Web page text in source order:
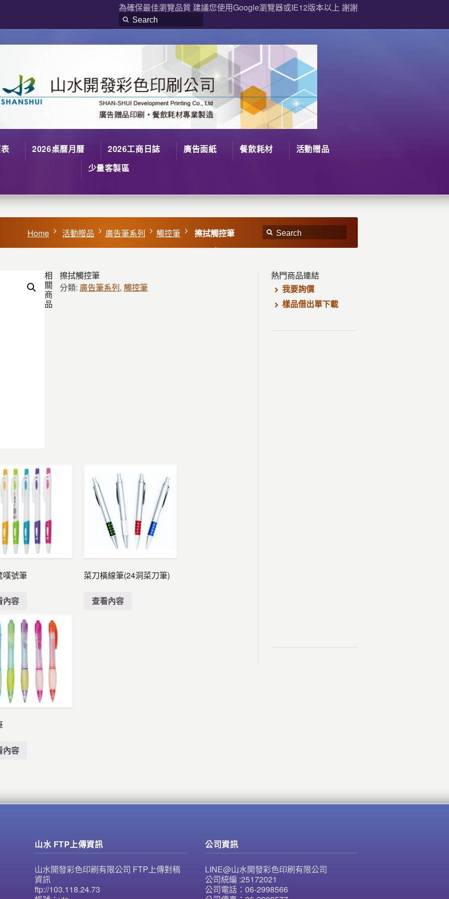
為確保最佳瀏覽品質 建議您使用Google瀏覽器或IE12版本以上 謝謝
2026桌曆月曆 2026工商日誌 廣告面紙 餐飲耗材
活動贈品
少量客製區
Home 活動贈品 廣告筆系列 觸控筆 擦拭觸控筆
擦拭觸控筆
分類: 廣告筆系列, 觸控筆
相
關
商
品
嘆號筆
內容
菜刀橫線筆(24洞菜刀筆)
查看內容
內容
熱門商品連結
我要詢價
樣品借出單下載
山水 FTP上傳資訊
山水開發彩色印刷有限公司 FTP上傳對稿
資訊
ftp://103.118.24.73
公司資訊
LINE@山水開發彩色印刷有限公司
公司統編 :25172021
公司電話：06-2998566